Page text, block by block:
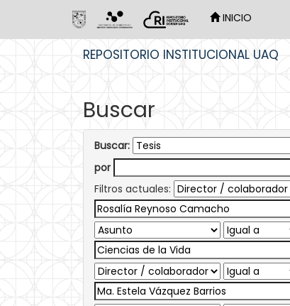
INICIO
REPOSITORIO INSTITUCIONAL UAQ
Buscar
Buscar:
por
Filtros actuales: